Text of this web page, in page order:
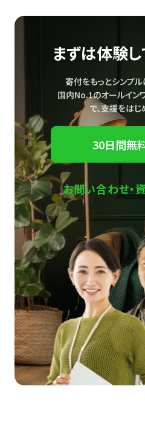
まずは体験し
寄付をもっとシンプル
国内No.1のオールイン
で、支援をはじ
30日間無
お問い合わせ・